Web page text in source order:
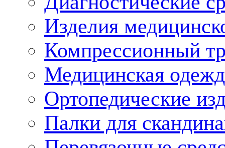
Изделия
Компрессионный
Медицинская
Ортопедические
Палки для